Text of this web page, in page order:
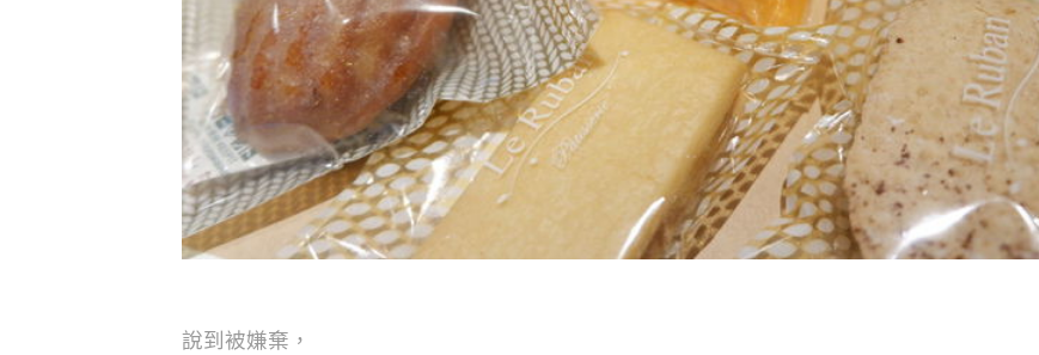
說到被嫌棄，